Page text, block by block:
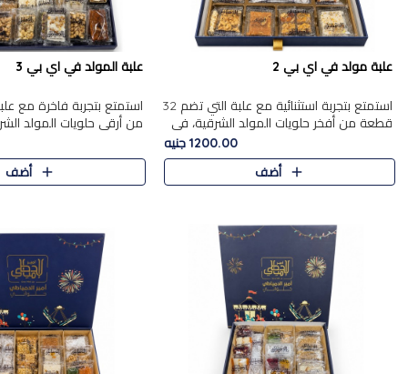
علبة مولد في اي بي 2
استمتع بتجربة استثنائية مع علبة التي تضم 32
قطعة من أفخر حلويات المولد الشرقية، في
تشكيلة تجمع بين الأصالة والاختيارات الفاخرة.
تحتوي العلبة..
1200.00 جنيه
أضف
علبة المولد في اي بي 3
من أرقى حلويات المولد
تجمع بين الأصناف
والاختيارات الغنية بالم..
أضف